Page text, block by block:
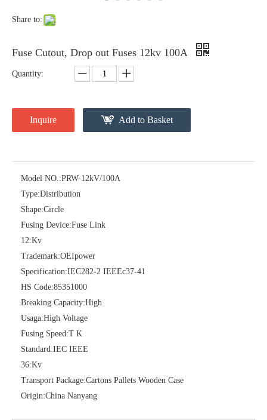
Polymer Fuse Cutout, Drop out Fuses 18 Kv 200A Polymer Fuse Cutout, Drop out Fuses 36 Kv 200A
Share to:
Fuse Cutout, Drop out Fuses 12kv 100A
Quantity:
Inquire Add to Basket
Model NO.:PRW-12kV/100A
Type:Distribution
Shape:Circle
Fusing Device:Fuse Link
12:Kv
Trademark:OEIpower
Specification:IEC282-2 IEEEc37-41
HS Code:85351000
Breaking Capacity:High
Usaga:High Voltage
Fusing Speed:T K
Standard:IEC IEEE
36:Kv
Transport Package:Cartons Pallets Wooden Case
Origin:China Nanyang